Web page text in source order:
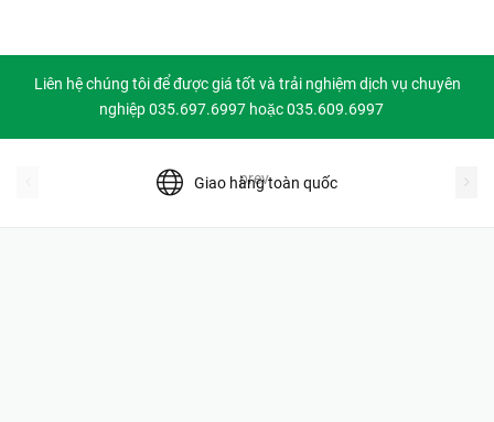
Liên hệ chúng tôi để được giá tốt và trải nghiệm dịch vụ chuyên
nghiệp 035.697.6997 hoặc 035.609.6997
Giao hàng toàn quốc
prev